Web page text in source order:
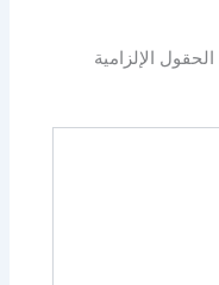
الحقول الإلزامية